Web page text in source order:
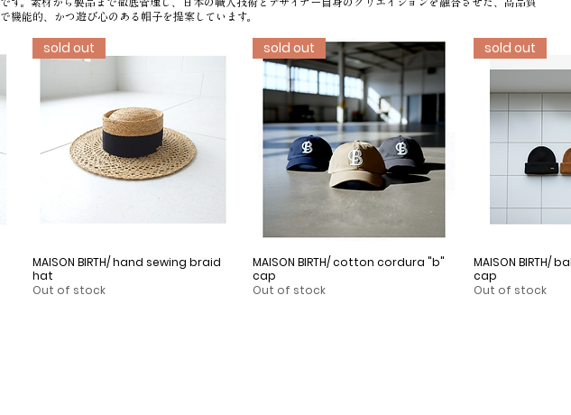
で機能的、かつ遊び心のある帽子を提案しています。
Quick View
sold out
MAISON BIRTH/ hand sewing braid
hat
Out of stock
Quick View
sold out
MAISON BIRTH/ cotton cordura "b"
cap
Out of stock
sold out
MAISON BIRTH/
cap
Out of stock